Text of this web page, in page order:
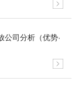
公司分析（优势·